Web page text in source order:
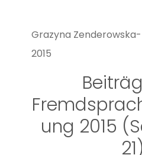
Grazyna
2015
ung 2015
21)